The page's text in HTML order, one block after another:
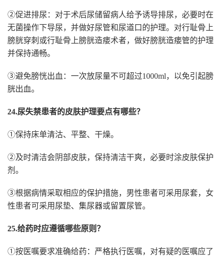
②促进排尿：对于术后尿储留病人给予诱导排尿，必要时在
无菌操作下导尿，并做好尿管和尿道口的护理。对行耻骨上
膀胱穿刺或行耻骨上膀胱造瘘术者，做好膀胱造瘘管的护理
并保持通畅。
③避免膀恍出血：一次放尿量不可超过1000ml，以免引起膀
胱出血。
24.尿失禁患者的皮肤护理要点有哪些？
①保持床单清沽、平整、干燥。
②及时清洁会阴部皮肤，保持清洁干爽，必要时涂皮肤保护
剂。
③根据病情采取相应的保护措施，男性患者可采用尿套，女
性患者可采用尿垫、集尿器或留置尿管。
25.给药时应遵循哪些原则？
①按医嘱要求准确给药：严格执行医嘱，对有疑的医嘱应了